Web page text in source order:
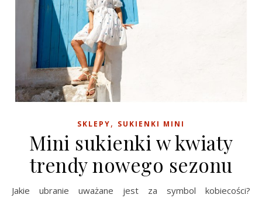
SKLEPY, SUKIENKI MINI
Mini sukienki w kwiaty
trendy nowego sezonu
Jakie ubranie uważane jest za symbol kobiecości?